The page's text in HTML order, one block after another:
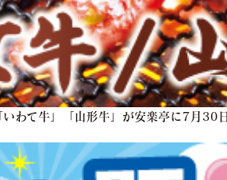
わて牛」「山形牛」が安楽亭に7月